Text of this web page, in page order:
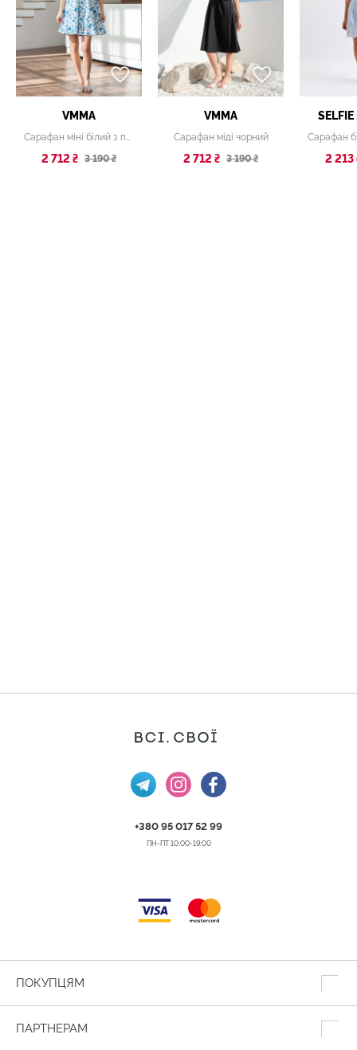
VMMA
Сарафан міні білий з принтом
2 712 ₴ 3 190 ₴
VMMA
Сарафан міді чорний
2 712 ₴ 3 190 ₴
SELFIE
2 213
+380 95 017 52 99
ПН-ПТ 10:00-19:00
ПОКУПЦЯМ
ПАРТНЕРАМ